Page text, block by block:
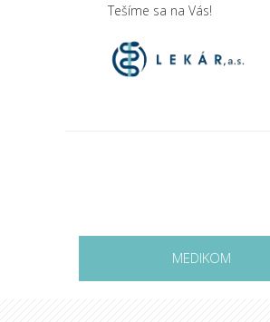
Tešíme sa na Vás!
MEDIKOM